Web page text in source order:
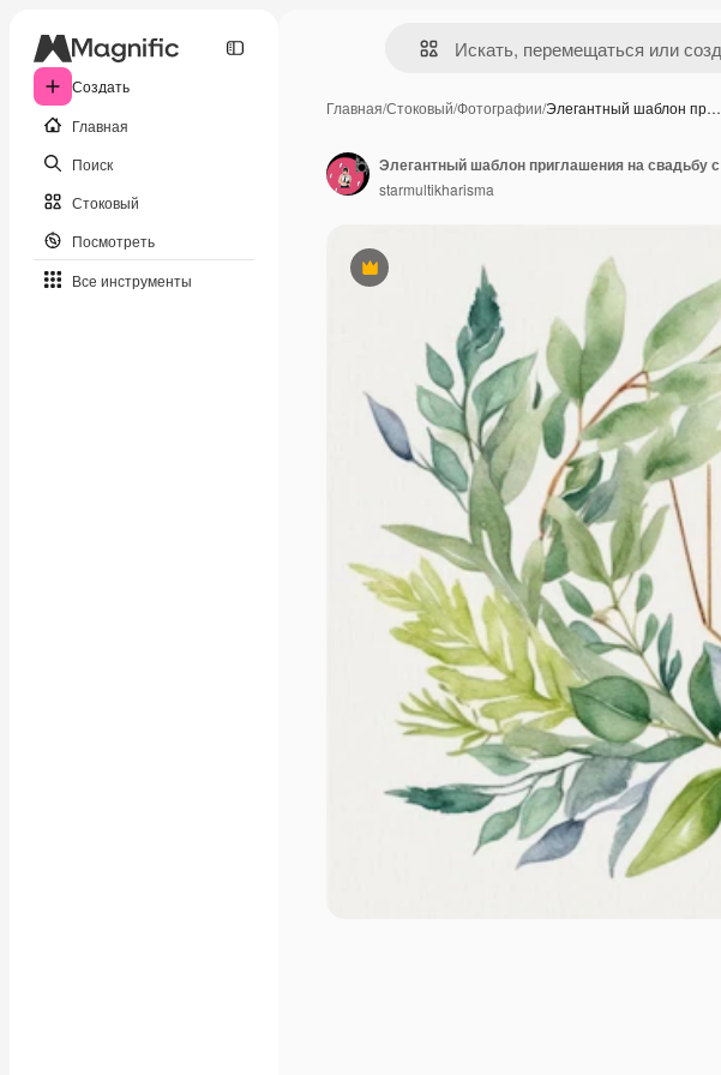
Создать
Главная
Поиск
Стоковый
Посмотреть
Все инструменты
Главная/Стоковый/Фотографии/Элегантный шаблон пр…
Премиум
starmultikharisma